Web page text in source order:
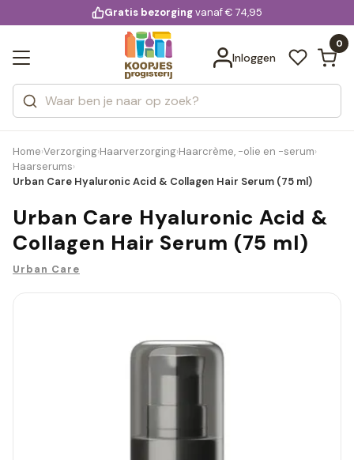
voor 20:00 uur besteld
Gratis bezorgingvanaf € 74,95
Inloggen
0
Zoeken
Categorieën
Merken
Bekijk alle resultaten
Home›Verzorging›Haarverzorging›Haarcrème, -olie en -serum›
Haarserums›
Urban Care Hyaluronic Acid & Collagen Hair Serum (75 ml)
Urban Care Hyaluronic Acid &
Collagen Hair Serum (75 ml)
Urban Care